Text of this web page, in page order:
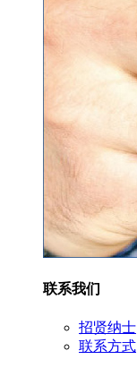
联系我们
招贤纳士
联系方式